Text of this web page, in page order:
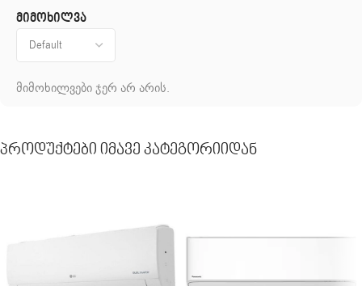
მიმოხილვა
მიმოხილვები ჯერ არ არის.
Პროდუქტები Იმავე Კატეგორიიდან